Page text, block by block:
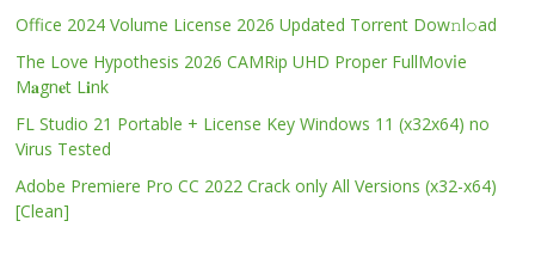
Office 2024 Volume License 2026 Updated Torrent Dow𝚗l𝚘аd
The Love Hypothesis 2026 CAMRip UHD Proper FullMov𝗂e
M𝐚gn𝐞t L𝐢nk
FL Studio 21 Portable + License Key Windows 11 (x32x64) no
Virus Tested
Adobe Premiere Pro CC 2022 Crack only All Versions (x32-x64)
[Clean]